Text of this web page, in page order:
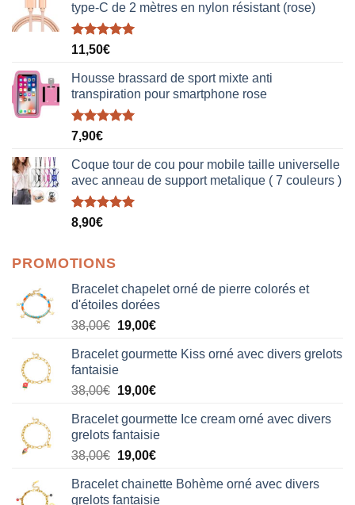
type-C de 2 mètres en nylon résistant (rose)
Note5.00
11,50€
Housse brassard de sport mixte anti
transpiration pour smartphone rose
Note5.00
7,90€
Coque tour de cou pour mobile taille universelle
avec anneau de support metalique ( 7 couleurs )
Note5.00
8,90€
PROMOTIONS
Bracelet chapelet orné de pierre colorés et
d'étoiles dorées
38,00€ Le
initial
était :
38,00€.
19,00€Le
actuel
19,00€.
Bracelet gourmette Kiss orné avec divers grelots
fantaisie
38,00€ Le
initial
était :
38,00€.
19,00€Le
actuel
est :
19,00€.
Bracelet gourmette Ice cream orné avec divers
grelots fantaisie
38,00€ Le
initial
19,00€Le
actuel
Bracelet chainette Bohème orné avec divers
grelots fantaisie